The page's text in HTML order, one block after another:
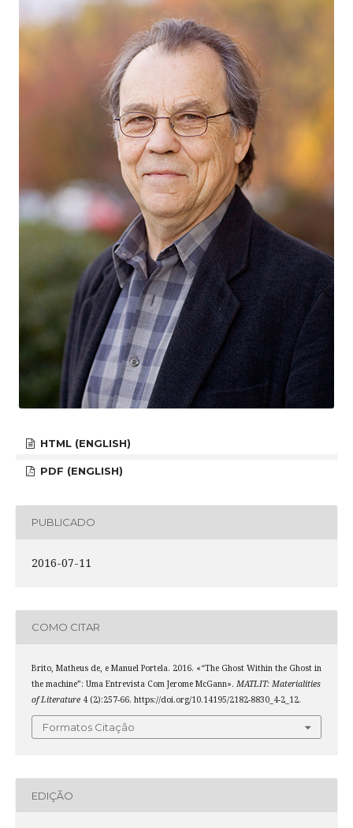
HTML (ENGLISH)
PDF (ENGLISH)
PUBLICADO
2016-07-11
COMO CITAR
Brito, Matheus de, e Manuel Portela. 2016. «“The Ghost Within the Ghost in
the machine”: Uma Entrevista Com Jerome McGann». MATLIT: Materialities
of Literature4 (2):257-66. https://doi.org/10.14195/2182-8830_4-2_12.
Formatos Citação
EDIÇÃO